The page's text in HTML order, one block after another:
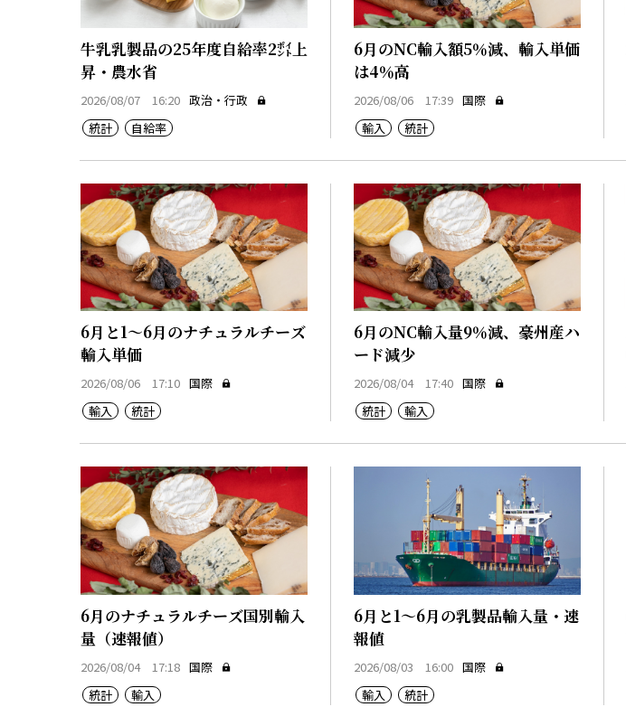
牛乳乳製品の25年度自給率2㌽上
昇・農水省
2026/08/07 16:20 政治・行政
統計
自給率
6月のNC輸入額5％減、輸入単価
は4％高
2026/08/06 17:39 国際
輸入
統計
6月と1～6月のナチュラルチーズ
輸入単価
2026/08/06 17:10 国際
輸入
統計
6月のNC輸入量9％減、豪州産ハ
ード減少
2026/08/04 17:40 国際
統計
輸入
6月のナチュラルチーズ国別輸入
量（速報値）
2026/08/04 17:18 国際
統計
輸入
6月と1～6月の乳製品輸入量・速
報値
2026/08/03 16:00 国際
輸入
統計